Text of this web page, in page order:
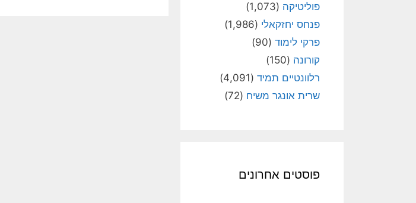
פוליטיקה (1,073)
פנחס יחזקאלי (1,986)
פרקי לימוד (90)
קורונה (150)
רלוונטיים תמיד (4,091)
שרית אונגר משיח (72)
פוסטים אחרונים